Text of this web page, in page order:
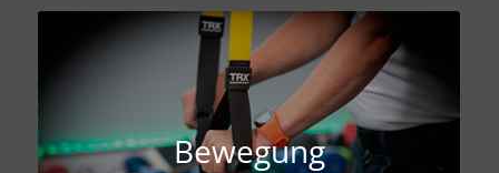
Bewegung